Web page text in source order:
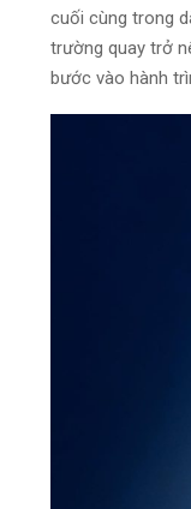
cuối cùng trong
trường quay trở
bước vào hành